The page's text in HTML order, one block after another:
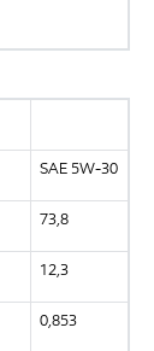
SAE 5W-30
73,8
12,3
0,853